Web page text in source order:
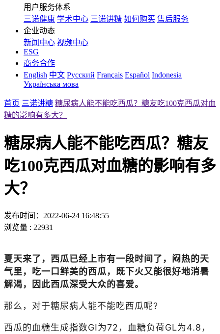
用户服务体系
三诺健康 学术中心 三诺讲糖 如何购买 售后服务
企业动态
新闻中心 视频中心
ESG
商务合作
English 中文 Русский Français Español Indonesia
Українська мова
首页 三诺讲糖 糖尿病人能不能吃西瓜？糖友吃100克西瓜对血
糖的影响有多大？
糖尿病人能不能吃西瓜？糖友
吃100克西瓜对血糖的影响有多
大？
发布时间：2022-06-24 16:48:55
浏览量 : 22931
夏天来了，西瓜已经上市有一段时间了，闷热的天
气里，吃一口鲜美的西瓜，既下火又能很好地消暑
解渴，因此西瓜深受大众的喜爱。
那么，对于糖尿病人能不能吃西瓜呢?
西瓜的血糖生成指数GI为72，血糖负荷GL为4.8，